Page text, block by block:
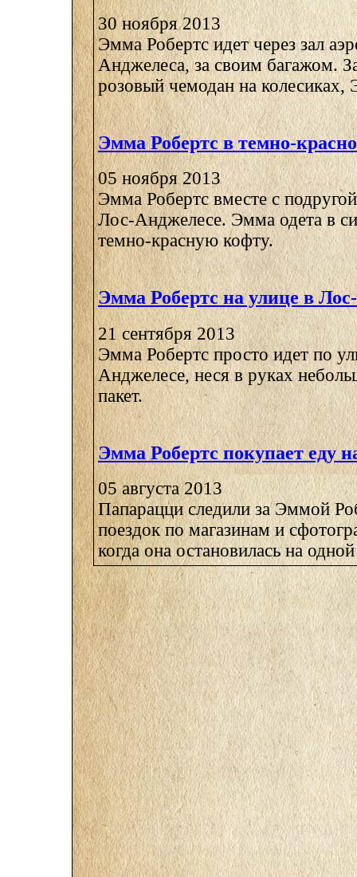
30 ноября 2013
Эмма Робертс идет через зал
Анджелеса, за своим багажом.
розовый чемодан на колесиках,
Эмма Робертс в темно-
05 ноября 2013
Эмма Робертс вместе с
Лос-Анджелесе. Эмма одета в
темно-красную кофту.
Эмма Робертс на улице в
21 сентября 2013
Эмма Робертс просто идет по
Анджелесе, неся в руках
пакет.
Эмма Робертс покупает еду
05 августа 2013
Папарацци следили за Эммой
поездок по магазинам и
когда она остановилась на